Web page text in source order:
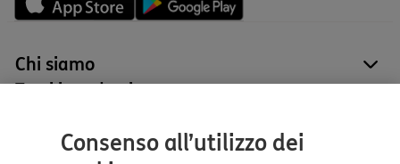
Chi siamo
Tutti i prodotti
Aiuto e supporto
Consenso all’utilizzo dei